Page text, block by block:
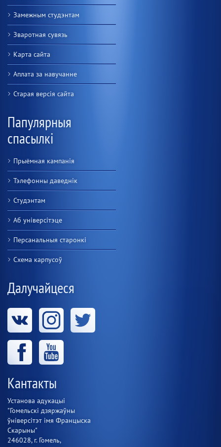
Замежным студэнтам
Зваротная сувязь
Карта сайта
Аплата за навучанне
Старая версiя сайта
Папулярныя
спасылкі
Прыёмная кампанія
Тэлефонны даведнік
Студэнтам
Аб універсітэце
Персанальныя старонкі
Схема карпусоў
Далучайцеся
Кантакты
Установа адукацыі
"Гомельскі дзяржаўны
ўніверсітэт імя Францыска
Скарыны"
246028, г. Гомель,